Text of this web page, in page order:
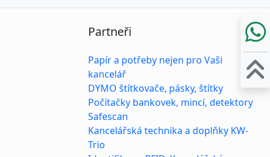
Partneři
Papír a potřeby nejen pro Vaši
kancelář
DYMO štítkovače, pásky, štítky
Počítačky bankovek, mincí, detektory
Safescan
Kancelářská technika a doplňky KW-
Trio